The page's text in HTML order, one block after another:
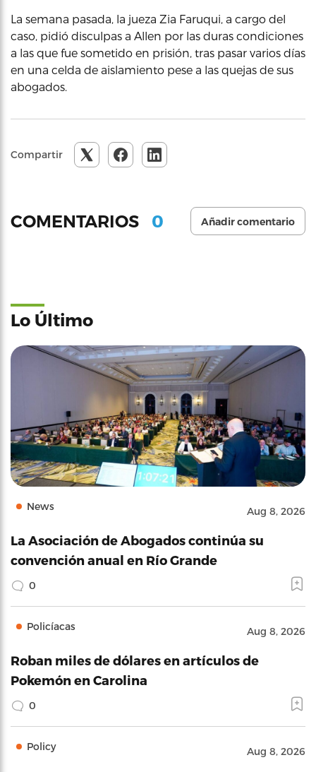
La semana pasada, la jueza Zia Faruqui, a cargo del
caso, pidió disculpas a Allen por las duras condiciones
a las que fue sometido en prisión, tras pasar varios días
en una celda de aislamiento pese a las quejas de sus
abogados.
Compartir
COMENTARIOS 0 Añadir comentario
Lo Último
News Aug 8, 2026
La Asociación de Abogados continúa su
convención anual en Río Grande
0
Policíacas Aug 8, 2026
Roban miles de dólares en artículos de
Pokemón en Carolina
0
Policy Aug 8, 2026